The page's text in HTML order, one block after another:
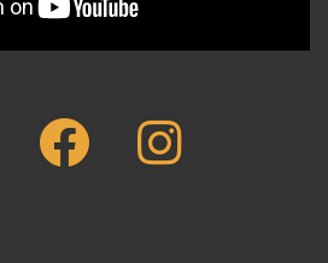
Youtube Facebook